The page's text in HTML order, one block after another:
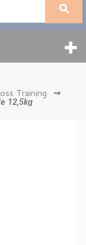
Training ➞
12,5kg